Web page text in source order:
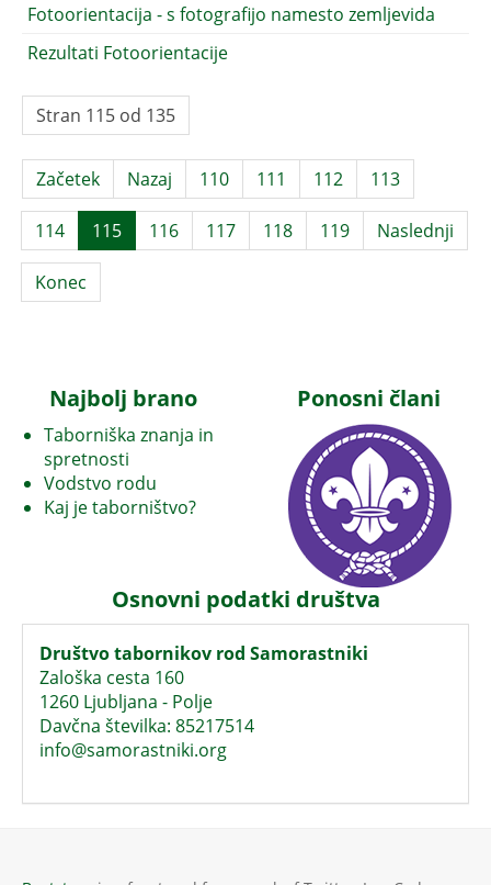
Fotoorientacija - s fotografijo namesto zemljevida
Rezultati Fotoorientacije
Stran 115 od 135
Začetek Nazaj 110 111 112 113
114 115 116 117 118 119 Naslednji
Konec
Najbolj brano
Taborniška znanja in
spretnosti
Vodstvo rodu
Kaj je taborništvo?
Ponosni člani
Osnovni podatki društva
Društvo tabornikov rod Samorastniki
Zaloška cesta 160
1260 Ljubljana - Polje
Davčna številka: 85217514
info@samorastniki.org